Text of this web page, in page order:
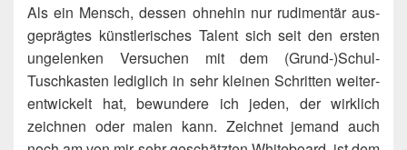
Als ein Mensch, des­sen ohne­hin nur rudi­men­tär aus­
ge­präg­tes künst­le­ri­sches Talent sich seit den ers­ten
unge­len­ken Ver­su­chen mit dem (Grund‑)​Schul-
Tuschkasten ledig­lich in sehr klei­nen Schrit­ten wei­ter­
ent­wi­ckelt hat, bewun­de­re ich jeden, der wirk­lich
zeich­nen oder malen kann. Zeich­net jemand auch